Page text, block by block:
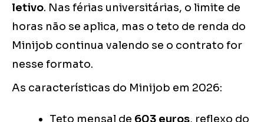
letivo. Nas férias universitárias, o limite de
horas não se aplica, mas o teto de renda do
Minijob continua valendo se o contrato for
nesse formato.
As características do Minijob em 2026:
Teto mensal de 603 euros, reflexo do